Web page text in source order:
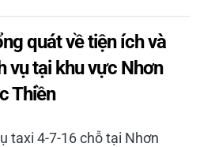
quát về tiện ích và
vụ tại khu vực Nhơn
Thiền
taxi 4-7-16 chỗ tại Nhơn